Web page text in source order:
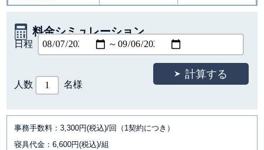
料金シミュレーション
人数 名様
日程 ～
事務手数料：3,300円(税込)/回（1契約につき）
寝具代金：6,600円(税込)/組